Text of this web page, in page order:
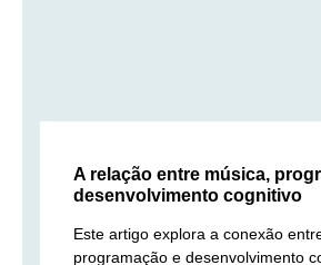
A relação entre música,
desenvolvimento cognitivo
Este artigo explora a conexão
programação e desenvolvimento